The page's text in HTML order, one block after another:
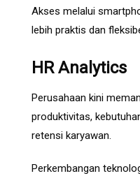
Akses melalui
lebih praktis dan
HR Analytics
Perusahaan kini
produktivitas,
retensi karyawan.
Perkembangan